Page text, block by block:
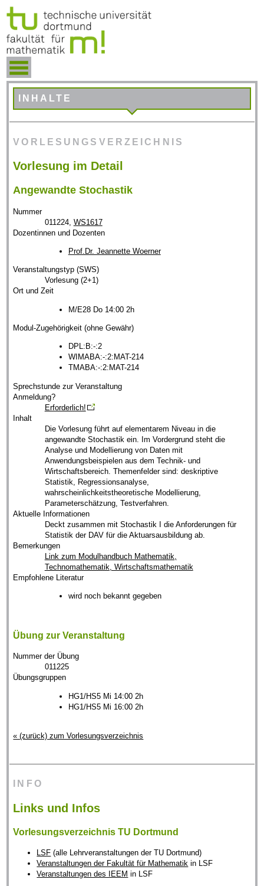
INHALTE
VORLESUNGSVERZEICHNIS
Vorlesung im Detail
Angewandte Stochastik
Nummer
011224, WS1617
Dozentinnen und Dozenten
Prof.Dr. Jeannette Woerner
Veranstaltungstyp (SWS)
Vorlesung (2+1)
Ort und Zeit
M/E28 Do 14:00 2h
Modul-Zugehörigkeit (ohne Gewähr)
DPL:B:-:2
WIMABA:-:2:MAT-214
TMABA:-:2:MAT-214
Sprechstunde zur Veranstaltung
Anmeldung?
Erforderlich!
Inhalt
Die Vorlesung führt auf elementarem Niveau in die
angewandte Stochastik ein. Im Vordergrund steht die
Analyse und Modellierung von Daten mit
Anwendungsbeispielen aus dem Technik- und
Wirtschaftsbereich. Themenfelder sind: deskriptive
Statistik, Regressionsanalyse,
wahrscheinlichkeitstheoretische Modellierung,
Parameterschätzung, Testverfahren.
Aktuelle Informationen
Deckt zusammen mit Stochastik I die Anforderungen für
Statistik der DAV für die Aktuarsausbildung ab.
Bemerkungen
Link zum Modulhandbuch Mathematik,
Technomathematik, Wirtschaftsmathematik
Empfohlene Literatur
wird noch bekannt gegeben
Übung zur Veranstaltung
Nummer der Übung
011225
Übungsgruppen
HG1/HS5 Mi 14:00 2h
HG1/HS5 Mi 16:00 2h
« (zurück) zum Vorlesungsverzeichnis
INFO
Links und Infos
Vorlesungsverzeichnis TU Dortmund
LSF (alle Lehrveranstaltungen der TU Dortmund)
Veranstaltungen der Fakultät für Mathematik in LSF
Veranstaltungen des IEEM in LSF